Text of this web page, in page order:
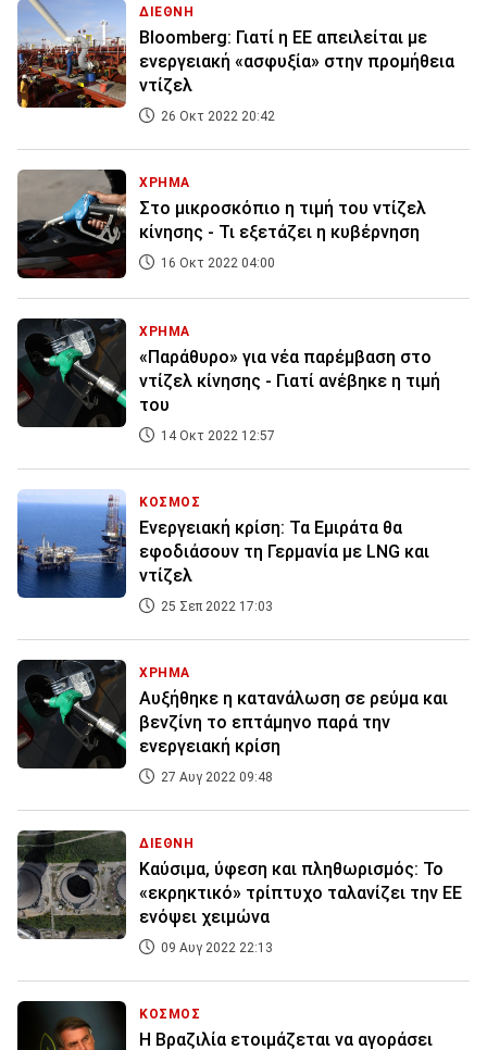
ΔΙΕΘΝΗ
Bloomberg: Γιατί η ΕΕ απειλείται με
ενεργειακή «ασφυξία» στην προμήθεια
ντίζελ
26 Οκτ 2022 20:42
ΧΡΗΜΑ
Στο μικροσκόπιο η τιμή του ντίζελ
κίνησης - Τι εξετάζει η κυβέρνηση
16 Οκτ 2022 04:00
ΧΡΗΜΑ
«Παράθυρο» για νέα παρέμβαση στο
ντίζελ κίνησης - Γιατί ανέβηκε η τιμή
του
14 Οκτ 2022 12:57
ΚΟΣΜΟΣ
Ενεργειακή κρίση: Τα Εμιράτα θα
εφοδιάσουν τη Γερμανία με LNG και
ντίζελ
25 Σεπ 2022 17:03
ΧΡΗΜΑ
Αυξήθηκε η κατανάλωση σε ρεύμα και
βενζίνη το επτάμηνο παρά την
ενεργειακή κρίση
27 Αυγ 2022 09:48
ΔΙΕΘΝΗ
Καύσιμα, ύφεση και πληθωρισμός: Το
«εκρηκτικό» τρίπτυχο ταλανίζει την ΕΕ
ενόψει χειμώνα
09 Αυγ 2022 22:13
ΚΟΣΜΟΣ
Η Βραζιλία ετοιμάζεται να αγοράσει